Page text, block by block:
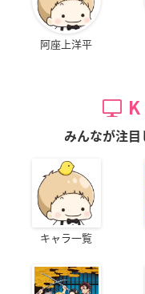
阿座上洋平
みんなが注目
キャラ一覧